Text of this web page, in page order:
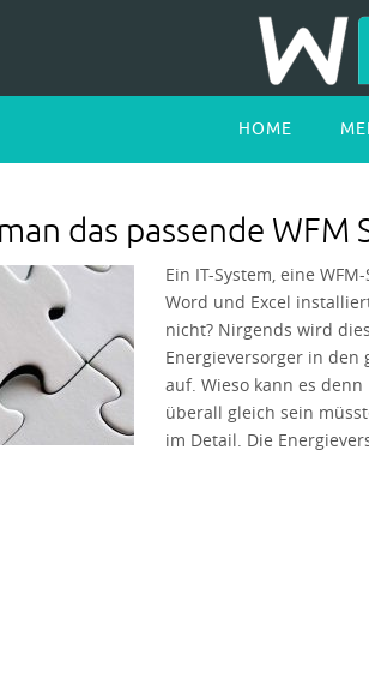
HOME
das passende WFM
Ein IT-System, eine
Word und Excel
nicht? Nirgends wird
Energieversorger in
auf. Wieso kann es
überall gleich sein
im Detail. Die